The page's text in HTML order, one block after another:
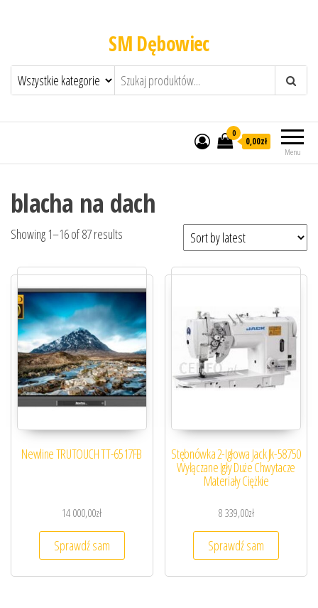
SM Dębowiec
Menu
0
0,00zł
blacha na dach
Showing 1–16 of 87 results
Newline TRUTOUCH TT-6517FB
14 000,00zł
Sprawdź sam
Stębnówka 2-Igłowa Jack Jk-58750
Wyłączane Igły Duże Chwytacze
Materiały Ciężkie
8 339,00zł
Sprawdź sam